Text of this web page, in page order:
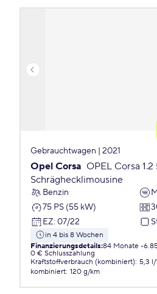
Gebrauchtwagen | 2021
Opel Corsa OPEL Corsa
Schräghecklimousine
Benzin
75 PS (55 kW)
EZ: 07/22
in 4 bis 8 Wochen
Finanzierungsdetails:84 Monate
0 € Schlusszahlung
Kraftstoffverbrauch (kombiniert): 5,3 l/
kombiniert: 120 g/km